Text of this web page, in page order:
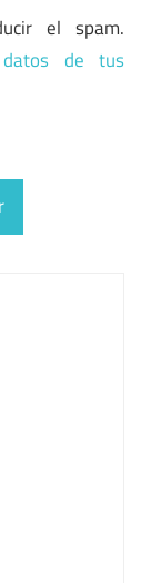
el spam.
de tus